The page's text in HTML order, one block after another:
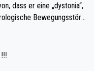
dass er eine „dystonia“,
Bewegungsstöru
ihm helfen! Ich glau
Fälle fälschlich psy